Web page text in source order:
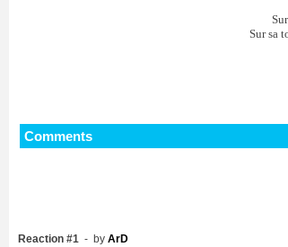
Sur sa
Comments
Reaction #1 - by ArD